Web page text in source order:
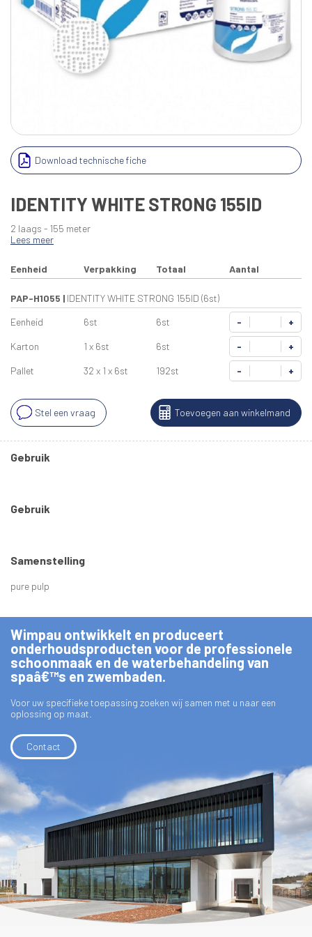
Download technische fiche
IDENTITY WHITE STRONG 155ID
2 laags - 155 meter
Lees meer
Eenheid Verpakking Totaal Aantal
PAP-H1055 | IDENTITY WHITE STRONG 155ID (6st)
Eenheid
6st 6st - +
Karton 1 x 6st 6st - +
Pallet 32 x 1 x 6st 192st - +
Toevoegen aan winkelmand
Stel een vraag
Gebruik
Gebruik
Samenstelling
pure pulp
Wimpau ontwikkelt en produceert
onderhoudsproducten voor de professionele
schoonmaak en de waterbehandeling van
spaâ€™s en zwembaden.
Voor uw specifieke toepassing zoeken wij samen met u naar een
oplossing op maat.
Contact